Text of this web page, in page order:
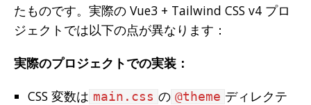
たものです。実際の Vue3 + Tailwind CSS v4 プロ
ジェクトでは以下の点が異なります：
実際のプロジェクトでの実装：
CSS 変数は main.css の @theme ディレクテ